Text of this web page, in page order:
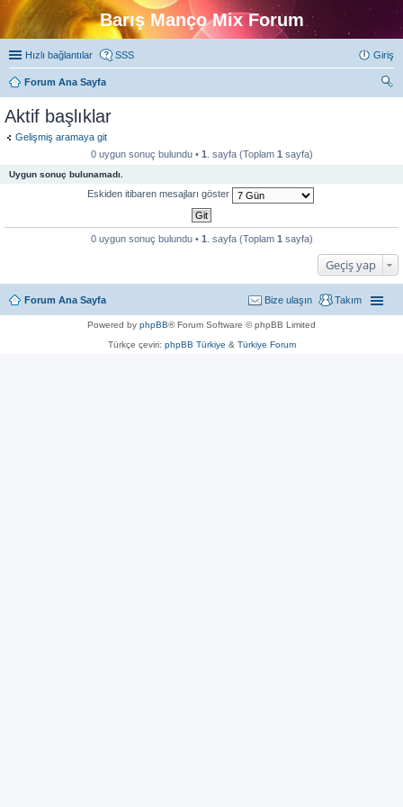
Barış Manço Mix Forum
Hızlı bağlantılar SSS Giriş
Forum Ana Sayfa
Aktif başlıklar
Gelişmiş aramaya git
0 uygun sonuç bulundu • 1 . sayfa (Toplam 1 sayfa)
Uygun sonuç bulunamadı.
Eskiden itibaren mesajları göster
0 uygun sonuç bulundu • 1 . sayfa (Toplam 1 sayfa)
Geçiş yap
Forum Ana Sayfa Takım
Bize ulaşın
Powered by phpBB® Forum Software © phpBB Limited
Türkçe çeviri: phpBB Türkiye & Türkiye Forum